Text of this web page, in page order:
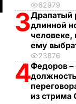
62979
3Драпатый
длинной
человеке,
ему
23876
4Федоров –
из стрима